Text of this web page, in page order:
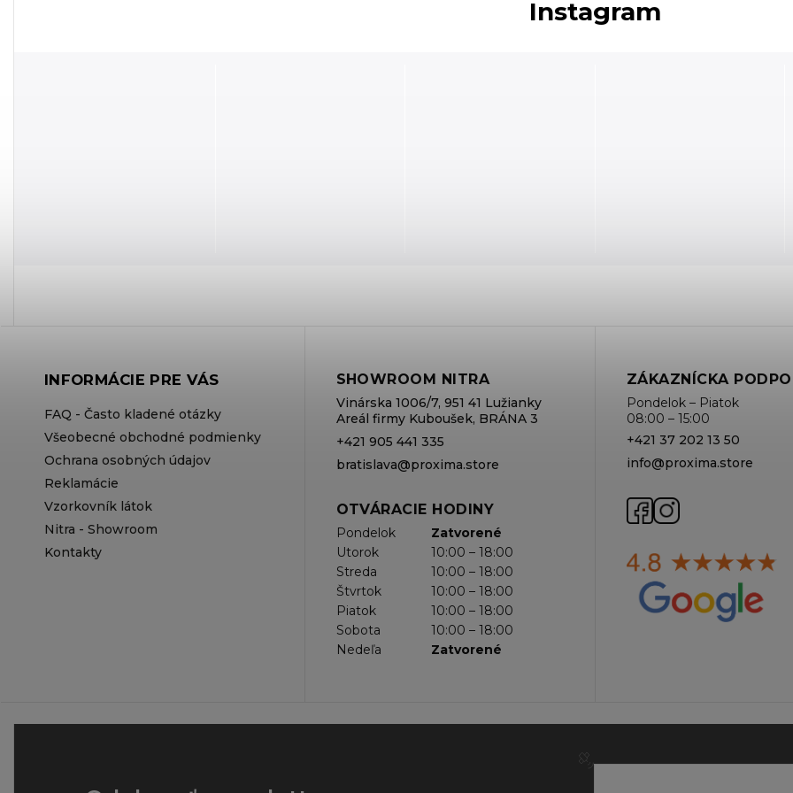
INFORMÁCIE PRE VÁS
FAQ - Často kladené otázky
Všeobecné obchodné podmienky
Ochrana osobných údajov
Reklamácie
Vzorkovník látok
Nitra - Showroom
Kontakty
SHOWROOM NITRA
Vinárska 1006/7, 951 41 Lužianky
Areál firmy Kuboušek, BRÁNA 3
+421 905 441 335
bratislava@proxima.store
OTVÁRACIE HODINY
Pondelok
Zatvorené
Utorok
10:00 – 18:00
Streda
10:00 – 18:00
Štvrtok
10:00 – 18:00
Piatok
10:00 – 18:00
Sobota
10:00 – 18:00
Nedeľa
Zatvorené
ZÁKAZNÍCKA
Pondelok – Piatok
08:00 – 15:00
+421 37 202 13 50
info@proxima.store
Instagram